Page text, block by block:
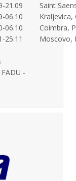
21.09
Saint
06.10
Kraljevica,
06.10
Coimbra,
25.11 Moscovo,
-